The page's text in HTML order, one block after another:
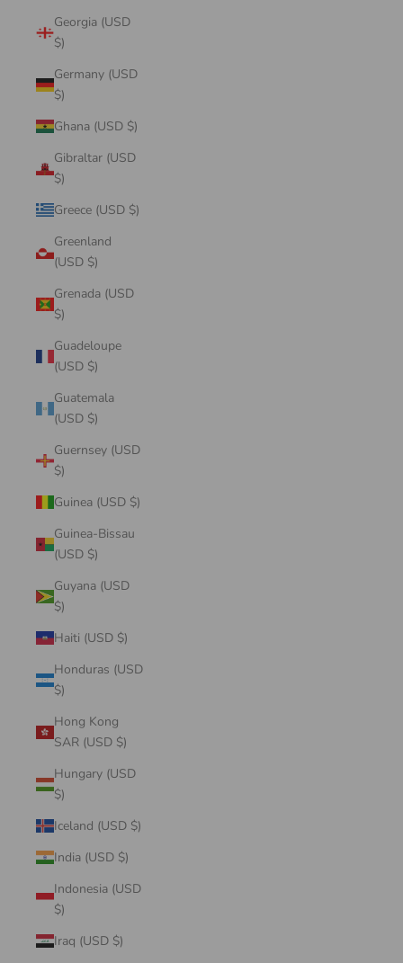
Georgia (USD
$)
Germany (USD
$)
Ghana (USD $)
Gibraltar (USD
$)
Greece (USD $)
Greenland
(USD $)
Grenada (USD
$)
Guadeloupe
(USD $)
Guatemala
(USD $)
Guernsey (USD
$)
Guinea (USD $)
Guinea-Bissau
(USD $)
Guyana (USD
$)
Haiti (USD $)
Honduras (USD
$)
Hong Kong
SAR (USD $)
Hungary (USD
$)
Iceland (USD $)
India (USD $)
Indonesia (USD
$)
Iraq (USD $)